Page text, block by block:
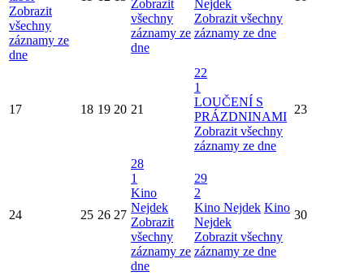
Zobrazit
všechny
záznamy ze
dne
Zobrazit
všechny
záznamy ze
dne
Nejdek
Zobrazit všechny
záznamy ze dne
17 18 19 20 21
22
1
LOUČENÍ S
PRÁZDNINAMI
Zobrazit všechny
záznamy ze dne
23
24 25 26 27
28
1
Kino
Nejdek
Zobrazit
všechny
záznamy ze
dne
29
2
Kino Nejdek Kino
Nejdek
Zobrazit všechny
záznamy ze dne
30